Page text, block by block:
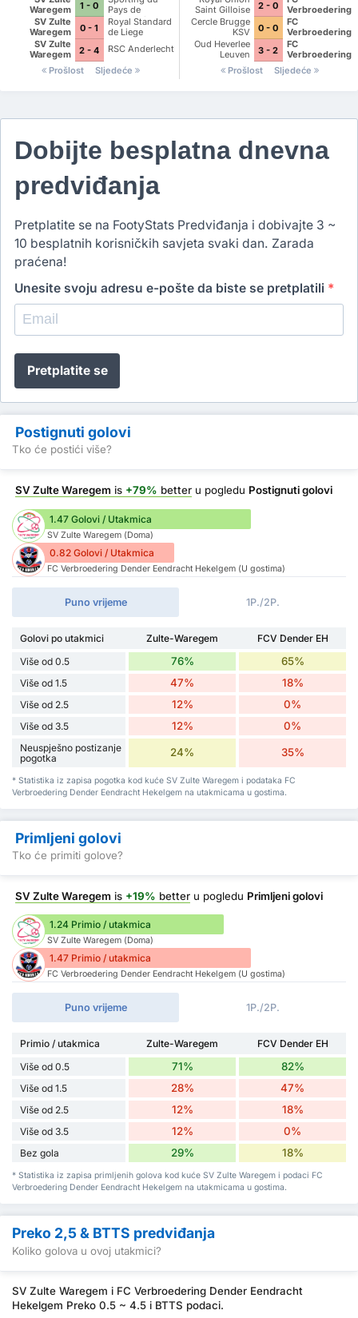
Waregem
1 - 0
Pays de
Charleroi
SV Zulte
Waregem
0 - 1
Royal Standard
de Liege
SV Zulte
Waregem
2 - 4
RSC Anderlecht
Prošlost
Sljedeće
Eendracht
Hekelgem
Saint Gilloise
2 - 0
Verbroedering
Dender
Eendracht
Hekelgem
Cercle Brugge
KSV
0 - 0
FC
Verbroedering
Dender
Eendracht
Oud Heverlee
Leuven
3 - 2
FC
Verbroedering
Dender
Eendracht
Prošlost Sljedeće
Dobijte besplatna dnevna
predviđanja
Pretplatite se na FootyStats Predviđanja i dobivajte 3 ~
10 besplatnih korisničkih savjeta svaki dan. Zarada
praćena!
Unesite svoju adresu e-pošte da biste se pretplatili *
Pretplatite se
Postignuti golovi
Tko će postići više?
SV Zulte Waregem is +79% better u pogledu Postignuti golovi
1.47 Golovi / Utakmica
SV Zulte Waregem (Doma)
0.82 Golovi / Utakmica
FC Verbroedering Dender Eendracht Hekelgem (U gostima)
Puno vrijeme 1P./2P.
Golovi po utakmici Zulte-Waregem
FCV Dender EH
Više od 0.5
76% 65%
Više od 1.5 47% 18%
Više od 2.5 12% 0%
Više od 3.5 12% 0%
Neuspješno postizanje
pogotka
24% 35%
* Statistika iz zapisa pogotka kod kuće SV Zulte Waregem i podataka FC
Verbroedering Dender Eendracht Hekelgem na utakmicama u gostima.
Primljeni golovi
Tko će primiti golove?
SV Zulte Waregem is +19% better u pogledu Primljeni golovi
1.24 Primio / utakmica
SV Zulte Waregem (Doma)
1.47 Primio / utakmica
FC Verbroedering Dender Eendracht Hekelgem (U gostima)
Puno vrijeme 1P./2P.
Primio / utakmica Zulte-Waregem
FCV Dender EH
Više od 0.5
71% 82%
Više od 1.5 28% 47%
Više od 2.5 12% 18%
Više od 3.5 12% 0%
Bez gola 29% 18%
* Statistika iz zapisa primljenih golova kod kuće SV Zulte Waregem i podaci FC
Verbroedering Dender Eendracht Hekelgem na utakmicama u gostima.
Preko 2,5 & BTTS predviđanja
Koliko golova u ovoj utakmici?
SV Zulte Waregem i FC Verbroedering Dender Eendracht
Hekelgem Preko 0.5 ~ 4.5 i BTTS podaci.